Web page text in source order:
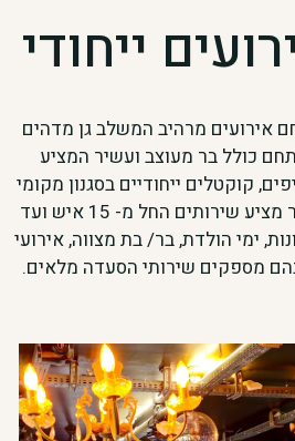
ייחודי
אירועים מרהיב המשלב גן מדהים
כולל בר מעוצב ועשיר המציע
קוקטלים ייחודיים בסגנון מקומי
ונגיעות מזון מפנקות. הבר מציע שירותים החל מ- 15 איש ועד
ימי הולדת, בר/ בת מצווה, אירועי
מספקים שירותי הסעדה מלאים.